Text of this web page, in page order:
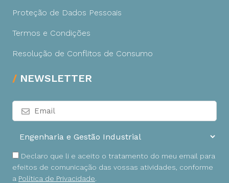
Proteção de Dados Pessoais
Termos e Condições
Resolução de Conflitos de Consumo
NEWSLETTER
Declaro que li e aceito o tratamento do meu email para
efeitos de comunicação das vossas atividades, conforme
a Política de Privacidade